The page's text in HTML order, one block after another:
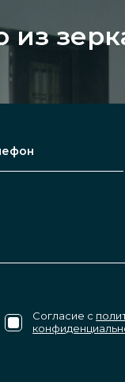
из
Согласие с